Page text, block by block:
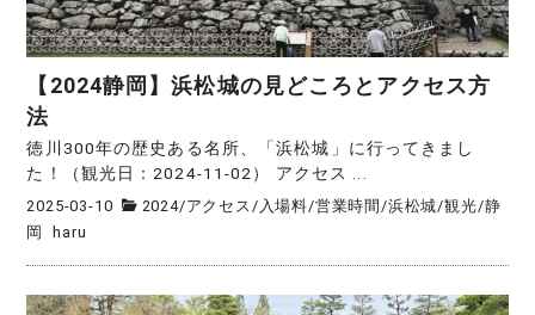
【2024静岡】浜松城の見どころとアクセス方
法
徳川300年の歴史ある名所、「浜松城」に行ってきまし
た！（観光日：2024-11-02） アクセス ...
2025-03-10 2024/アクセス/ 入場料/営業時間/浜松城/観光/静
岡
haru